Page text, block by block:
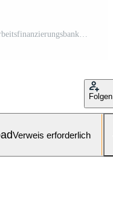
mann stempelt die genehmigung von arbeitsfinanzierungsbanking- oder investitionsmarketingdokumenten auf dem schreibtisch. Kostenloses Foto
Folgen
Verweis erforderlich